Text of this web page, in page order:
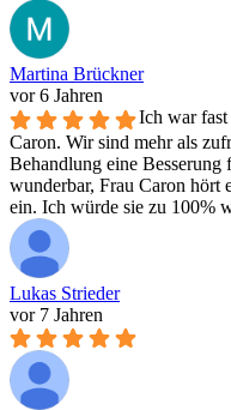
Martina Brückner
vor 6 Jahren
Ich war
Caron. Wir sind mehr als
Behandlung eine Besserung
wunderbar, Frau Caron hört
ein. Ich würde sie zu 100%
Lukas Strieder
vor 7 Jahren